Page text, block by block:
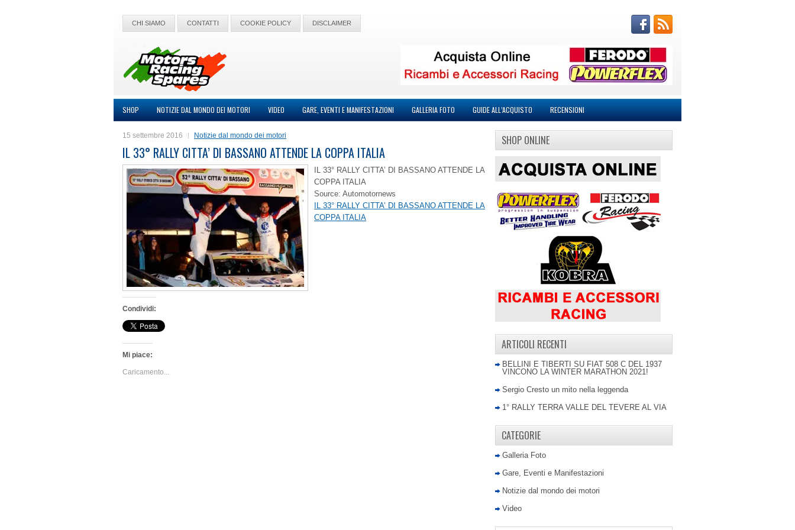
CHI SIAMO CONTATTI COOKIE POLICY DISCLAIMER
SHOP NOTIZIE DAL MONDO DEI MOTORI VIDEO GARE, EVENTI E MANIFESTAZIONI GALLERIA FOTO GUIDE ALL’ACQUISTO RECENSIONI
15 settembre 2016 Notizie dal mondo dei motori
IL 33° RALLY CITTA’ DI BASSANO ATTENDE LA COPPA ITALIA
IL 33° RALLY CITTA’ DI BASSANO ATTENDE LA
COPPA ITALIA
Source: Automotornews
IL 33° RALLY CITTA’ DI BASSANO ATTENDE LA
COPPA ITALIA
Condividi:
Mi piace:
Caricamento...
SHOP ONLINE
ARTICOLI RECENTI
BELLINI E TIBERTI SU FIAT 508 C DEL 1937
VINCONO LA WINTER MARATHON 2021!
Sergio Cresto un mito nella leggenda
1° RALLY TERRA VALLE DEL TEVERE AL VIA
CATEGORIE
Galleria Foto
Gare, Eventi e Manifestazioni
Notizie dal mondo dei motori
Video